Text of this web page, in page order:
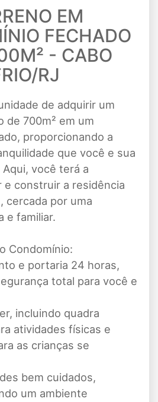
EM
FECHADO
- CABO
RJ
de adquirir um
de 700m² em um
proporcionando a
que você e sua
você terá a
e construir a residência
cercada por uma
e familiar.
Condomínio:
e portaria 24 horas,
total para você e
incluindo quadra
atividades físicas e
as crianças se
bem cuidados,
um ambiente